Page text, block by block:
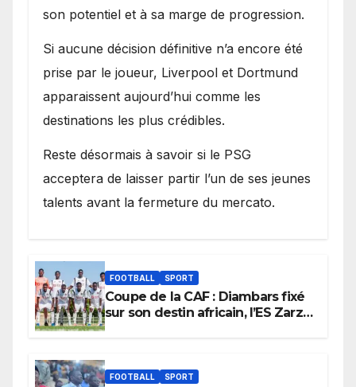
son potentiel et à sa marge de progression.
Si aucune décision définitive n’a encore été
prise par le joueur, Liverpool et Dortmund
apparaissent aujourd’hui comme les
destinations les plus crédibles.
Reste désormais à savoir si le PSG
acceptera de laisser partir l’un de ses jeunes
talents avant la fermeture du mercato.
FOOTBALL SPORT
Coupe de la CAF : Diambars fixé
sur son destin africain, l’ES Zarzis
FOOTBALL SPORT